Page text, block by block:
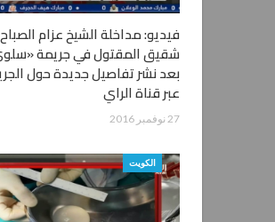
فيديو: مداخلة الشيخ عزام الصباح
شقيق المقتول في جريمة
بعد نشر تفاصيل جديدة حول
عبر قناة الراي
27 نوفمبر 2016
الكويت